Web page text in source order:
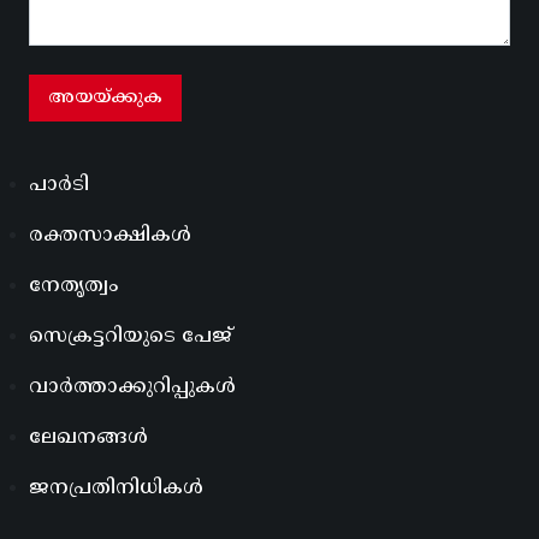
പാർടി
രക്തസാക്ഷികൾ
നേതൃത്വം
സെക്രട്ടറിയുടെ പേജ്
വാർത്താക്കുറിപ്പുകൾ
ലേഖനങ്ങൾ
ജനപ്രതിനിധികൾ